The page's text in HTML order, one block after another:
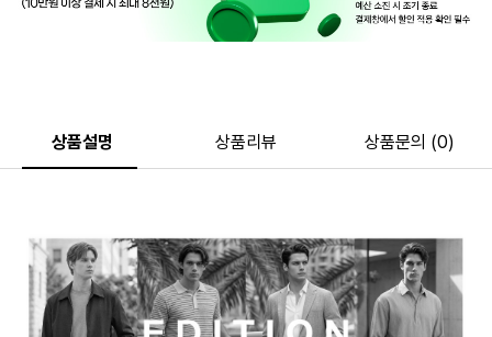
상품설명 상품리뷰 상품문의 (0)